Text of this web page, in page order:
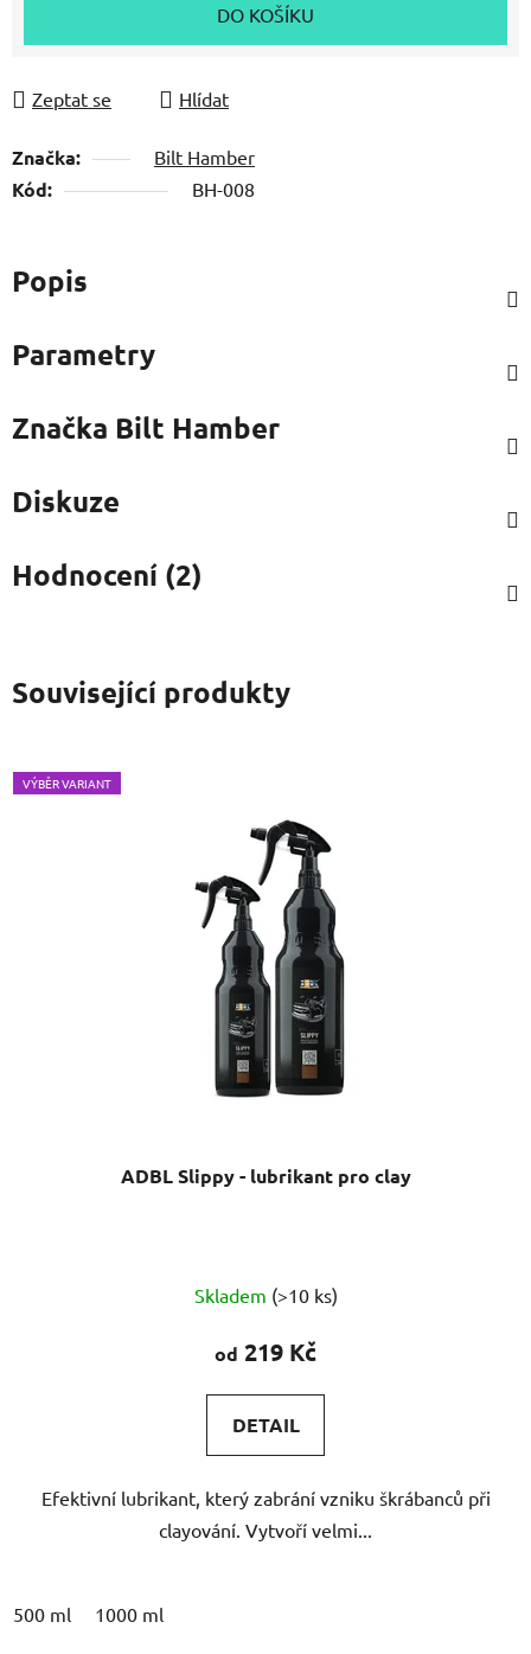
DO KOŠÍKU
Zeptat se Hlídat
Značka: Bilt Hamber
Kód: BH-008
Popis
Parametry
Značka Bilt Hamber
Diskuze
Hodnocení (2)
Související produkty
VÝBĚR VARIANT
ADBL Slippy - lubrikant pro clay
hodnocení
produktu
5,0
z
hvězdiček.
Skladem (>10 ks)
od 219 Kč
DETAIL
Efektivní lubrikant, který zabrání vzniku škrábanců při
clayování. Vytvoří velmi...
500 ml 1000 ml